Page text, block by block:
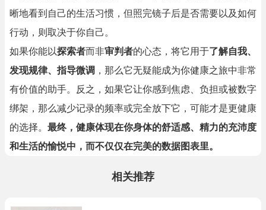
晰地看到自己的生活习惯，但照完镜子后是否需要以及如何
行动，则取决于你自己。
如果你能以探索者而非审判者的心态，将它用于了解自我、
发现规律、指导微调 ，那么它无疑能成为你健康之旅中非常
有价值的助手。反之，如果它让你感到焦虑、负担或被数字
绑架，那么减少记录的频率或完全放下它，可能才是更健康
的选择。 最终，健康体现在你身体的舒适感、精力的充沛度
和生活的愉悦中，而不仅仅在完美的数据图表里。
相关推荐